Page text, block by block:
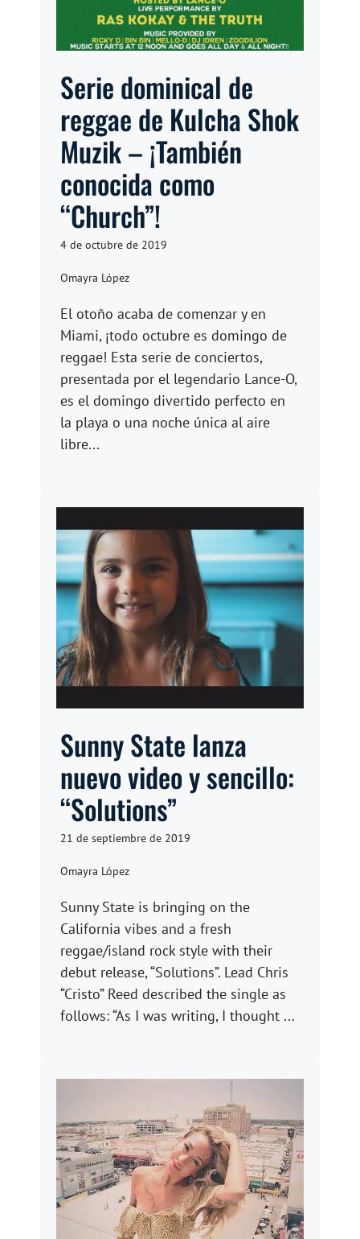
Serie dominical de
reggae de Kulcha Shok
Muzik – ¡También
conocida como
“Church”!
4 de octubre de 2019
Omayra López
El otoño acaba de comenzar y en
Miami, ¡todo octubre es domingo de
reggae! Esta serie de conciertos,
presentada por el legendario Lance-O,
es el domingo divertido perfecto en
la playa o una noche única al aire
libre...
Sunny State lanza
nuevo video y sencillo:
“Solutions”
21 de septiembre de 2019
Omayra López
Sunny State is bringing on the
California vibes and a fresh
reggae/island rock style with their
debut release, “Solutions”. Lead Chris
“Cristo” Reed described the single as
follows: “As I was writing, I thought ...